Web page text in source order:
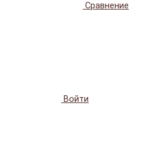
Сравнение
Войти